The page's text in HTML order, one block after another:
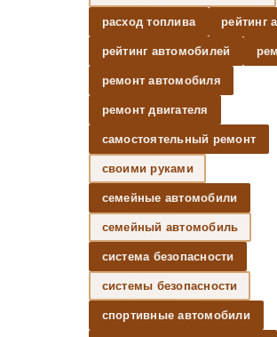
расход топлива рейтинг
рейтинг автомобилей
ремонт автомобиля
ремонт двигателя
самостоятельный ремонт
своими руками
семейные автомобили
семейный автомобиль
система безопасности
системы безопасности
спортивные автомобили